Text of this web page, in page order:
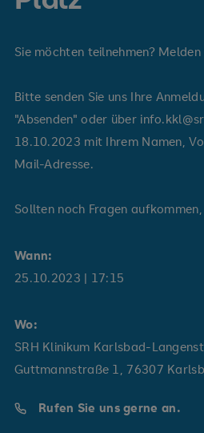
Sie möchten teilnehmen? Melden
Bitte senden Sie uns Ihre
"Absenden" oder über
18.10.2023 mit Ihrem Namen,
Mail-Adresse.
Sollten noch Fragen
Wann:
25.10.2023 | 17:15
Wo:
SRH Klinikum Karlsbad-
Guttmannstraße 1, 76307
Rufen Sie uns gerne an.